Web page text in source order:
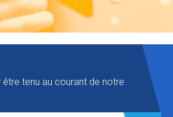
être tenu au courant de notre